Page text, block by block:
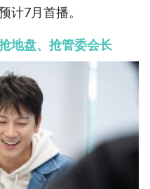
计7月首播。
地盘、抢管委会长